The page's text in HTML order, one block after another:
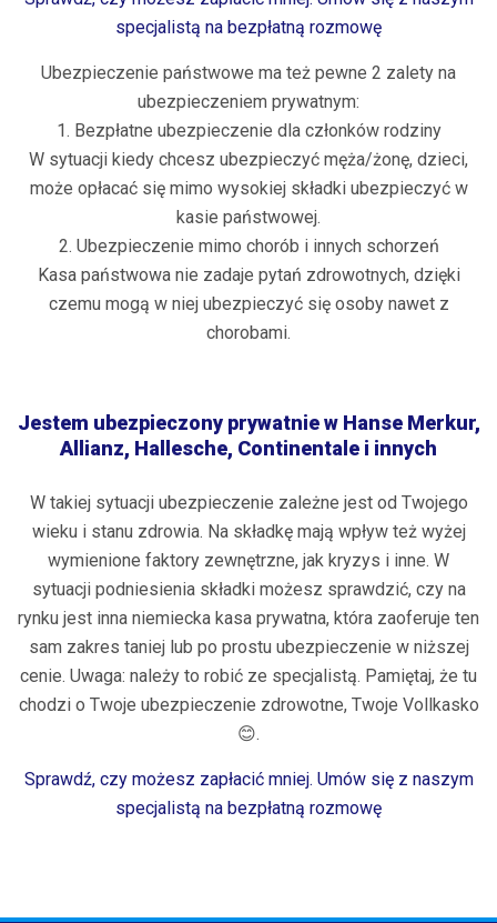
specjalistą na bezpłatną rozmowę
Ubezpieczenie państwowe ma też pewne 2 zalety na
ubezpieczeniem prywatnym:
1. Bezpłatne ubezpieczenie dla członków rodziny
W sytuacji kiedy chcesz ubezpieczyć męża/żonę, dzieci,
może opłacać się mimo wysokiej składki ubezpieczyć w
kasie państwowej.
2. Ubezpieczenie mimo chorób i innych schorzeń
Kasa państwowa nie zadaje pytań zdrowotnych, dzięki
czemu mogą w niej ubezpieczyć się osoby nawet z
chorobami.
Jestem ubezpieczony prywatnie w Hanse Merkur,
Allianz, Hallesche, Continentale i innych
W takiej sytuacji ubezpieczenie zależne jest od Twojego
wieku i stanu zdrowia. Na składkę mają wpływ też wyżej
wymienione faktory zewnętrzne, jak kryzys i inne. W
sytuacji podniesienia składki możesz sprawdzić, czy na
rynku jest inna niemiecka kasa prywatna, która zaoferuje ten
sam zakres taniej lub po prostu ubezpieczenie w niższej
cenie. Uwaga: należy to robić ze specjalistą. Pamiętaj, że tu
chodzi o Twoje ubezpieczenie zdrowotne, Twoje Vollkasko
😊.
Sprawdź, czy możesz zapłacić mniej. Umów się z naszym
specjalistą na bezpłatną rozmowę